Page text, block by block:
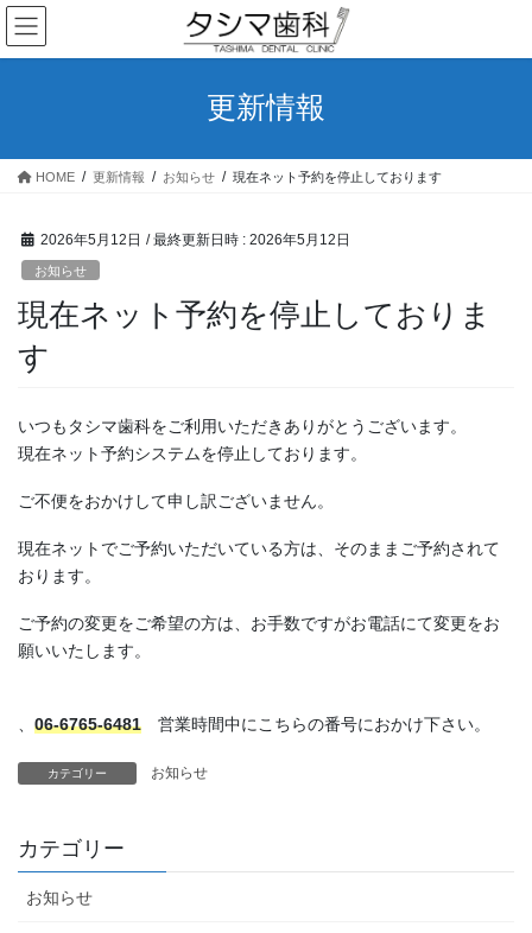
コ
ン
テ
ス
ナ
ビ
ゲ
ン
更新情報
HOME 更新情報 お知らせ 現在ネット予約を停止しております
2026年5月12日 / 最終更新日時 : 2026年5月12日
お知らせ
現在ネット予約を停止しておりま
す
いつもタシマ歯科をご利用いただきありがとうございます。
現在ネット予約システムを停止しております。
ご不便をおかけして申し訳ございません。
現在ネットでご予約いただいている方は、そのままご予約されて
おります。
ご予約の変更をご希望の方は、お手数ですがお電話にて変更をお
願いいたします。
、 06-6765-6481 営業時間中にこちらの番号におかけ下さい。
カテゴリー お知らせ
カテゴリー
お知らせ